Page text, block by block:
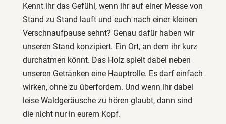
Kennt ihr das Gefühl, wenn ihr auf einer Messe von
Stand zu Stand lauft und euch nach einer kleinen
Verschnaufpause sehnt? Genau dafür haben wir
unseren Stand konzipiert. Ein Ort, an dem ihr kurz
durchatmen könnt. Das Holz spielt dabei neben
unseren Getränken eine Hauptrolle. Es darf einfach
wirken, ohne zu überfordern. Und wenn ihr dabei
leise Waldgeräusche zu hören glaubt, dann sind
die nicht nur in eurem Kopf.